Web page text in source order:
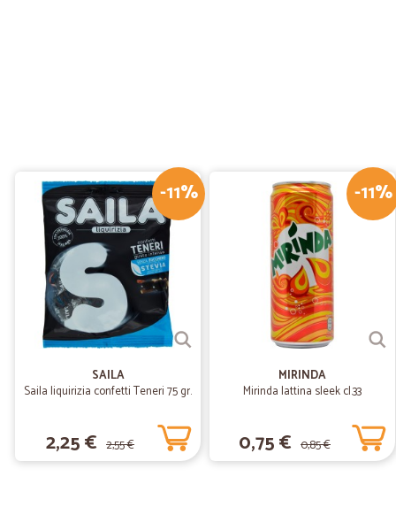
-11%
SAILA
Saila liquirizia confetti Teneri 75 gr.
2,25 € 2,55 €
-11%
MIRINDA
Mirinda lattina sleek cl.33
0,75 € 0,85 €